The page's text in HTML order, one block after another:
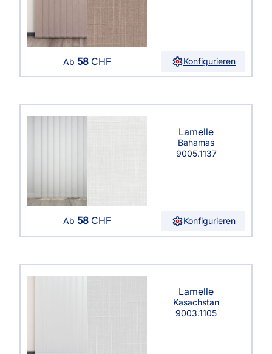
Ab 58CHF Konfigurieren
Lamelle
Bahamas
9005.1137
Ab 58CHF Konfigurieren
Lamelle
Kasachstan
9003.1105